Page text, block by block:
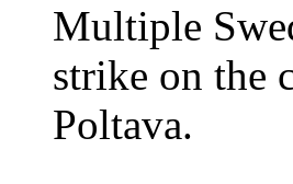
Multiple
strike on the
Poltava.